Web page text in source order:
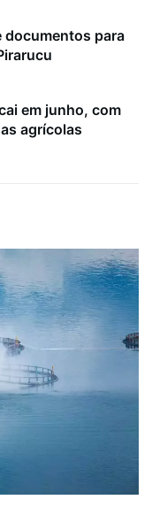
documentos para
em junho, com
agrícolas